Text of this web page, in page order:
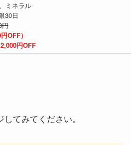
ミネラル
30日
円
OFF）
円OFF
てみてください。